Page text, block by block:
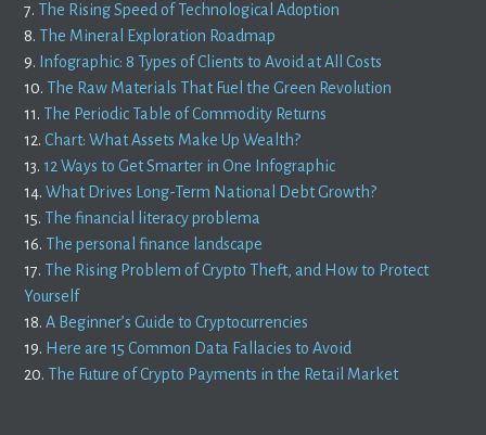
7. The Rising Speed of Technological Adoption
8. The Mineral Exploration Roadmap
9. Infographic: 8 Types of Clients to Avoid at All Costs
10. The Raw Materials That Fuel the Green Revolution
11. The Periodic Table of Commodity Returns
12.Chart: What Assets Make Up Wealth?
13. 12 Ways to Get Smarter in One Infographic
14.What Drives Long-Term National Debt Growth?
15. The financial literacy problema
16. The personal finance landscape
17. The Rising Problem of Crypto Theft, and How to Protect
Yourself
18.A Beginner’s Guide to Cryptocurrencies
19. Here are 15 Common Data Fallacies to Avoid
20. The Future of Crypto Payments in the Retail Market